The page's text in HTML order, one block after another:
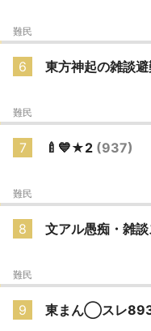
難民
6 東方神起の雑談
難民
7 🍼💙★2 (937)
難民
8 文アル愚痴・雑
難民
9 東まん◯スレ